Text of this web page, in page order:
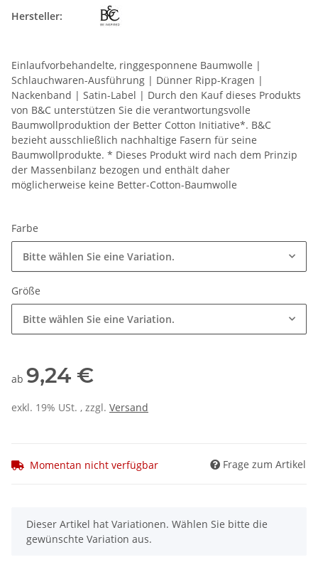
Hersteller:
Einlaufvorbehandelte, ringgesponnene Baumwolle |
Schlauchwaren-Ausführung | Dünner Ripp-Kragen |
Nackenband | Satin-Label | Durch den Kauf dieses Produkts
von B&C unterstützen Sie die verantwortungsvolle
Baumwollproduktion der Better Cotton Initiative*. B&C
bezieht ausschließlich nachhaltige Fasern für seine
Baumwollprodukte. * Dieses Produkt wird nach dem Prinzip
der Massenbilanz bezogen und enthält daher
möglicherweise keine Better-Cotton-Baumwolle
Farbe
Bitte wählen Sie eine Variation.
Größe
Bitte wählen Sie eine Variation.
ab 9,24 €
exkl. 19% USt. , zzgl. Versand
Momentan nicht verfügbar Frage zum Artikel
x
Dieser Artikel hat Variationen. Wählen Sie bitte die
gewünschte Variation aus.